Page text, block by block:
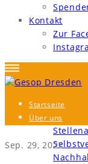
Kontakt
Zur
Startseite
Über uns
Sep. 29, 2022